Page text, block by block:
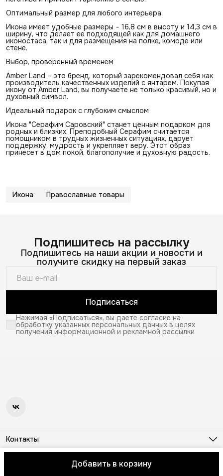
Добавить в корзину
Оптимальный размер для любого интерьера
Икона имеет удобные размеры – 16,8 см в высоту и 14,3 см в
ширину, что делает ее подходящей как для домашнего
иконостаса, так и для размещения на полке, комоде или
стене.
Выбор, проверенный временем
Amber Land – это бренд, который зарекомендовал себя как
производитель качественных изделий с янтарем. Покупая
икону от Amber Land, вы получаете не только красивый, но и
духовный символ.
Идеальный подарок с глубоким смыслом
Икона "Серафим Саровский" станет ценным подарком для
родных и близких. Преподобный Серафим считается
помощником в трудных жизненных ситуациях, дарует
поддержку, мудрость и укрепляет веру. Этот образ
принесет в дом покой, благополучие и духовную радость.
Икона Православные товары
Подпишитесь на рассылку
Подпишитесь на наши акции и новости и
получите скидку на первый заказ
Подписаться
Нажимая «Подписаться», вы даете согласие на
обработку указанных персональных данных в целях
получения информационной и рекламной рассылки
Контакты
Телефон
help@amber-land.ru
ОплатаДоставка Правила возврата